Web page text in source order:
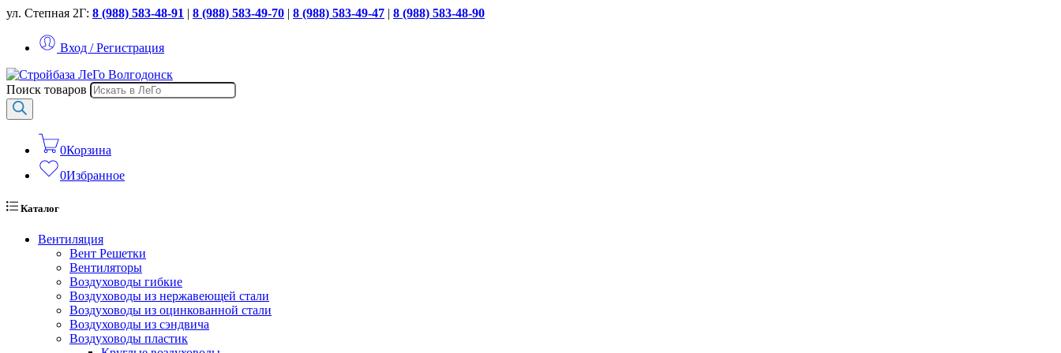
ул. Степная 2Г: 8 (988) 583-48-91 | 8 (988) 583-49-70 | 8 (988) 583-49-47 | 8 (988) 583-48-90
Вход / Регистрация
Поиск товаров
0Корзина
0Избранное
Каталог
Вентиляция
Вент Решетки
Вентиляторы
Воздуховоды гибкие
Воздуховоды из нержавеющей стали
Воздуховоды из оцинкованной стали
Воздуховоды из сэндвича
Воздуховоды пластик